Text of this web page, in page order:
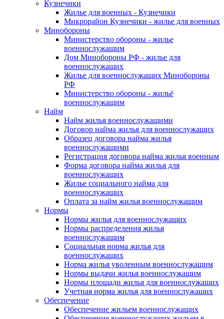
Кузнечики
Жилье для военных - Кузнечики
Микрорайон Кузнечики - жилье для военных
Минобороны
Министерство обороны - жилье
военнослужащим
Дом Минобороны РФ - жилье для
военнослужащих
Жилье для военнослужащих Минобороны
РФ
Министерство обороны - жильё
военнослужащим
Найм
Найм жилья военнослужащими
Договор найма жилья для военнослужащих
Образец договора найма жилья
военнослужащими
Регистрация договора найма жилья военным
Форма договора найма жилья для
военнослужащих
Жилье социального найма для
военнослужащих
Оплата за найм жилья военнослужащим
Нормы
Нормы жилья для военнослужащих
Нормы распределения жилья
военнослужащим
Социальная норма жилья для
военнослужащих
Норма жилья уволенным военнослужащим
Нормы выдачи жилья военнослужащим
Нормы площади жилья для военнослужащих
Учетная норма жилья для военнослужащих
Обеспечение
Обеспечение жильем военнослужащих